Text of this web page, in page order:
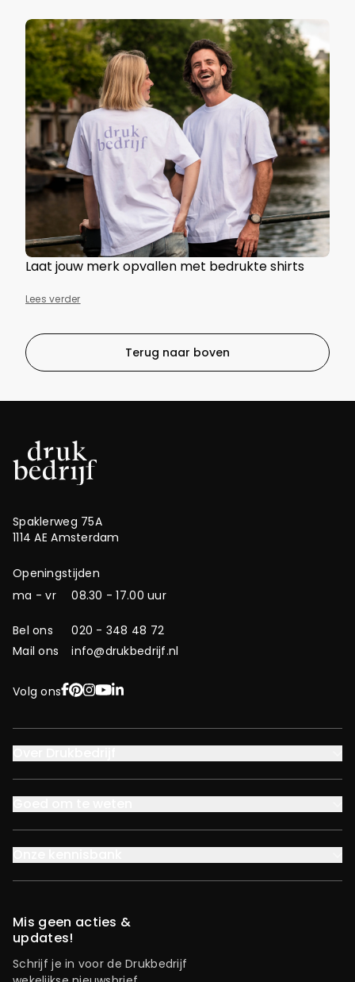
Laat jouw merk opvallen met bedrukte shirts
Lees verder
Terug naar boven
Spaklerweg 75A
1114 AE Amsterdam
Openingstijden
ma - vr
08.30 - 17.00 uur
Bel ons
020 - 348 48 72
Mail ons
info@drukbedrijf.nl
Volg onsFacebook
Pinterest
Instagram
YouTube
LinkedIn
Mis geen acties &
updates!
Schrijf je in voor de Drukbedrijf